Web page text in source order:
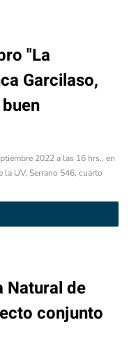
"La
Garcilaso,
2022 a las 16 hrs., en
UV, Serrano 546, cuarto
Natural de
conjunto